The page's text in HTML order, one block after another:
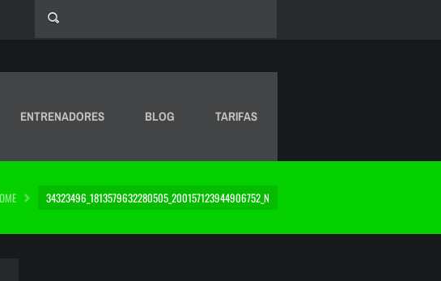
ENTRENADORES BLOG TARIFAS
34323496_1813579632280505_200157123944906752_N